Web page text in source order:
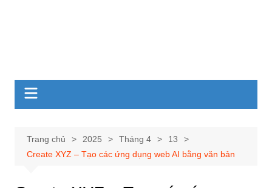
Trang chủ 2025 Tháng 4
13
Create XYZ – Tạo các ứng dụng web AI bằng văn bản